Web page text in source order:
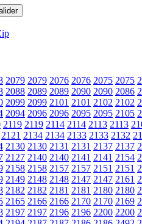
2079 2079 2076 2076 2075 2075
2088 2089 2089 2090 2090 2086
2099 2099 2101 2101 2102 2102
2094 2096 2096 2095 2095 2105
2119 2119 2114 2114 2113 2113
2121 2134 2134 2133 2133 2132
2130 2130 2131 2131 2137 2137
2127 2140 2140 2141 2141 2154
2158 2158 2157 2157 2151 2151
2149 2148 2148 2147 2147 2161
2182 2182 2181 2181 2180 2180
2165 2166 2166 2170 2170 2169
2197 2197 2196 2196 2200 2200